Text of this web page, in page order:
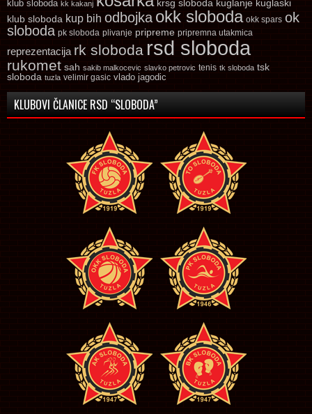
klub sloboda kk kakanj krsg sloboda kuglanje kuglaski
klub sloboda kup bih odbojka okk sloboda okk spars ok
sloboda pk sloboda plivanje pripreme pripremna utakmica
reprezentacija rk sloboda rsd sloboda
rukomet sah sakib malkocevic slavko petrovic tenis tk sloboda tsk
sloboda tuzla velimir gasic vlado jagodic
KLUBOVI ČLANICE RSD “SLOBODA”